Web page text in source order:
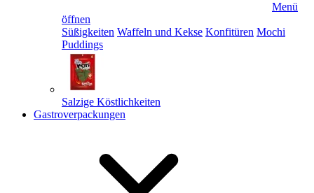
Menü
öffnen
Süßigkeiten Waffeln und Kekse Konfitüren Mochi
Puddings
Salzige Köstlichkeiten
Gastroverpackungen